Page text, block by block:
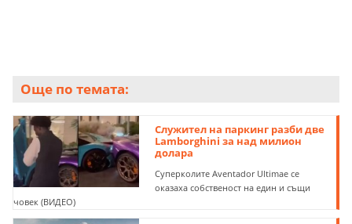
Още по темата:
Служител на паркинг разби две
Lamborghini за над милион
долара
Суперколите Aventador Ultimae се
оказаха собственост на един и същи
човек (ВИДЕО)